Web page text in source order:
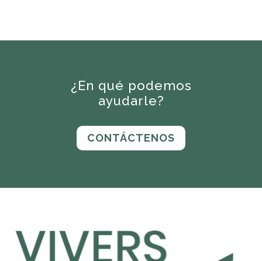
¿En qué podemos
ayudarle?
CONTÁCTENOS